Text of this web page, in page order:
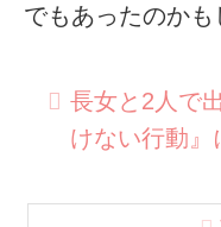
でもあったのかも
長女と2人で
けない行動』